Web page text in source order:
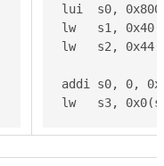
lui  s0,
lw   s1,
lw   s2,
addi s0, 0,
lw   s3,